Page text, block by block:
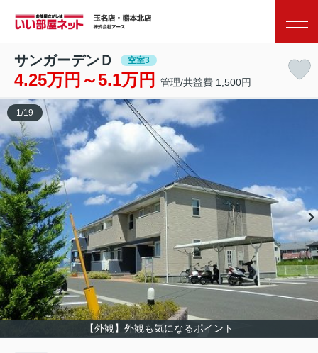
サンガーデンＤ 空室3
4.25万円～5.1万円 管理/共益費 1,500円
【外観】外観も気になるポイント
1 /19